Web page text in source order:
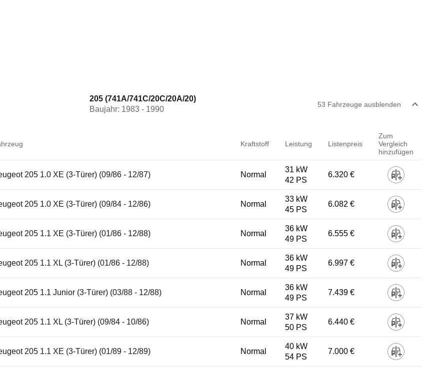
205 (741A/741C/20C/20A/20)
Baujahr: 1983 - 1990
53 Fahrzeuge ausblenden
Kraftstoff Leistung Listenpreis
Zum
Vergleich
hinzufügen
205 1.0 XE (3-Türer) (09/86 - 12/87) Normal
31 kW
42 PS
6.320 €
205 1.0 XE (3-Türer) (09/84 - 12/86) Normal
33 kW
45 PS
6.082 €
205 1.1 XE (3-Türer) (01/86 - 12/88) Normal
36 kW
49 PS
6.555 €
205 1.1 XL (3-Türer) (01/86 - 12/88) Normal
36 kW
49 PS
6.997 €
205 1.1 Junior (3-Türer) (03/88 - 12/88) Normal
36 kW
49 PS
7.439 €
205 1.1 XL (3-Türer) (09/84 - 10/86) Normal
37 kW
50 PS
6.440 €
205 1.1 XE (3-Türer) (01/89 - 12/89) Normal
40 kW
54 PS
7.000 €